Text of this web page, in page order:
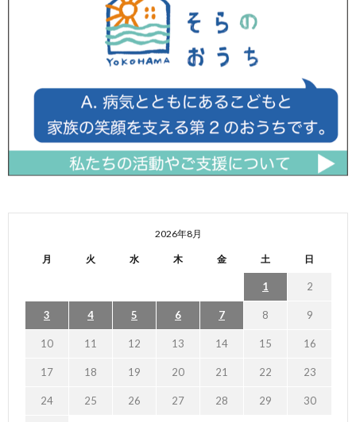
2026年8月
月 火 水 木 金 土 日
1 2
3 4 5 6 7 8 9
10 11 12 13 14 15 16
17 18 19 20 21 22 23
24 25 26 27 28 29 30